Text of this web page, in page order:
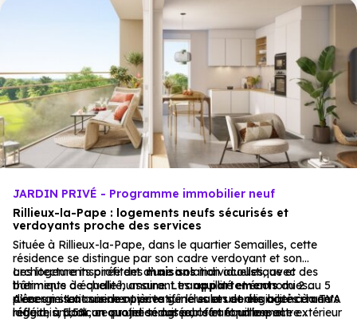
JARDIN PRIVÉ - Programme immobilier neuf
Rillieux-la-Pape : logements neufs sécurisés et
verdoyants proche des services
Située à Rillieux-la-Pape, dans le quartier Semailles, cette
résidence se distingue par son cadre verdoyant et son
architecture inspirée desmaisonsindividuelles, avec des
bâtiments à échelle humaine. Lesappartementsdu 2 au 5
pièces misent sur des pièces généreuses et des agencements
réfléchis, pour un quotidien agréable et fonctionnel.
Les logements profitent d’une isolation acoustique et
thermique de qualité, assurant tranquillité et économies
d’énergie. La cuisine ouverte sur le salon donne accès à une
loggia, un balcon ou une terrasse, offrant un espace extérieur
Avec un stationnement privatif inclus et une éligibilité à la TVA
réduite à 5,5%, ce projet séduit par son équilibre entre